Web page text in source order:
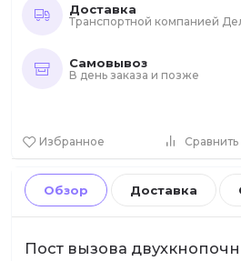
Избранное Сравнить
Доставка
Транспортной компанией
Самовывоз
В день заказа и позже
Обзор Доставка
Пост вызова